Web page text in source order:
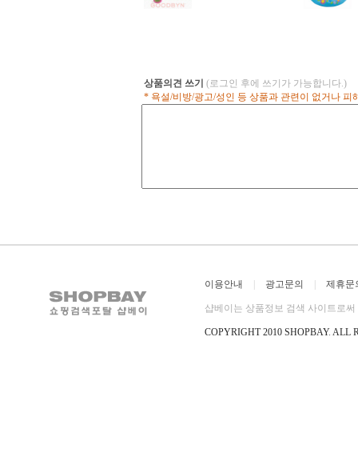
상품의견 쓰기 (로그인 후에 쓰기가 가능합니다.)
* 욕설/비방/광고/성인 등 상품과 관련이 없거나
이용안내 광고문의 제휴문
샵베이는 상품정보 검색 사이트로
COPYRIGHT 2010 SHOPBAY. ALL